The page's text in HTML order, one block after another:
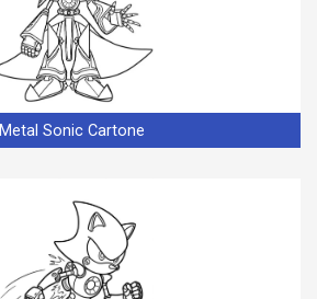
Metal Sonic Cartone